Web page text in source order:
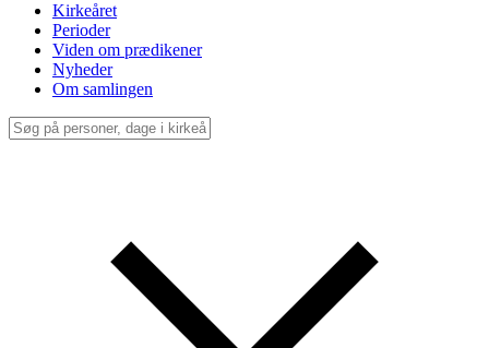
Kirkeåret
Perioder
Viden om prædikener
Nyheder
Om samlingen